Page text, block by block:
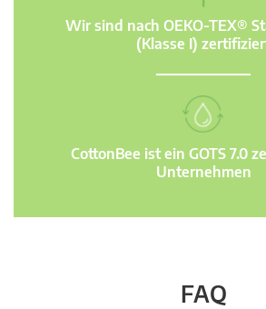
Wir sind nach OEKO-TEX®
(Klasse I)
CottonBee ist ein GOTS 7.0
Unternehmen
FAQ